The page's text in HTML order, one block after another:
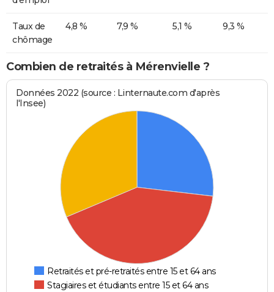
Taux de
chômage
4,8 % 7,9 % 5,1 % 9,3 %
Combien de retraités à Mérenvielle ?
Données 2022 (source : Linternaute.com d'après
l'Insee)
Retraités et pré-retraités entre 15 et 64 ans
Stagiaires et étudiants entre 15 et 64 ans